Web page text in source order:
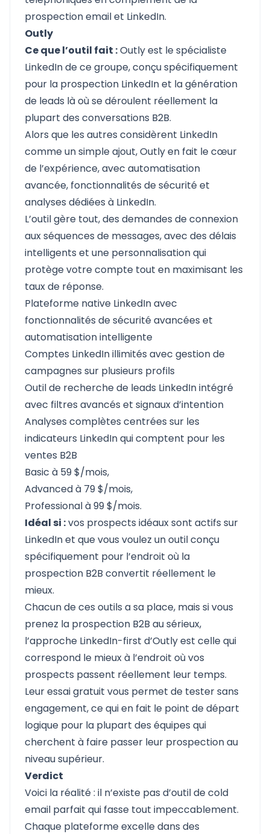
prospection email et LinkedIn.
Outly
Ce que l’outil fait :Outlyest le spécialiste
LinkedIn de ce groupe, conçu spécifiquement
pour la prospection LinkedIn et la génération
de leads là où se déroulent réellement la
plupart des conversations B2B.
Alors que les autres considèrent LinkedIn
comme un simple ajout, Outly en fait le cœur
de l’expérience, avec automatisation
avancée, fonctionnalités de sécurité et
analyses dédiées à LinkedIn.
L’outil gère tout, des demandes de connexion
aux séquences de messages, avec des délais
intelligents et une personnalisation qui
protège votre compte tout en maximisant les
taux de réponse.
Plateforme native LinkedIn avec
fonctionnalités de sécurité avancées et
automatisation intelligente
Comptes LinkedIn illimités avec gestion de
campagnes sur plusieurs profils
Outil de recherche de leads LinkedIn intégré
avec filtres avancés et signaux d’intention
Analyses complètes centrées sur les
indicateurs LinkedIn qui comptent pour les
ventes B2B
Basic à 59 $/mois,
Advanced à 79 $/mois,
Professional à 99 $/mois.
Idéal si :vos prospects idéaux sont actifs sur
LinkedIn et que vous voulez un outil conçu
spécifiquement pour l’endroit où la
prospection B2B convertit réellement le
mieux.
Chacun de ces outils a sa place, mais si vous
prenez la prospection B2B au sérieux,
l’approche LinkedIn-first d’Outly est celle qui
correspond le mieux à l’endroit où vos
prospects passent réellement leur temps.
Leur essai gratuit vous permet de tester sans
engagement, ce qui en fait le point de départ
logique pour la plupart des équipes qui
cherchent à faire passer leur prospection au
niveau supérieur.
Verdict
Voici la réalité : il n’existe pas d’outil de cold
email parfait qui fasse tout impeccablement.
Chaque plateforme excelle dans des